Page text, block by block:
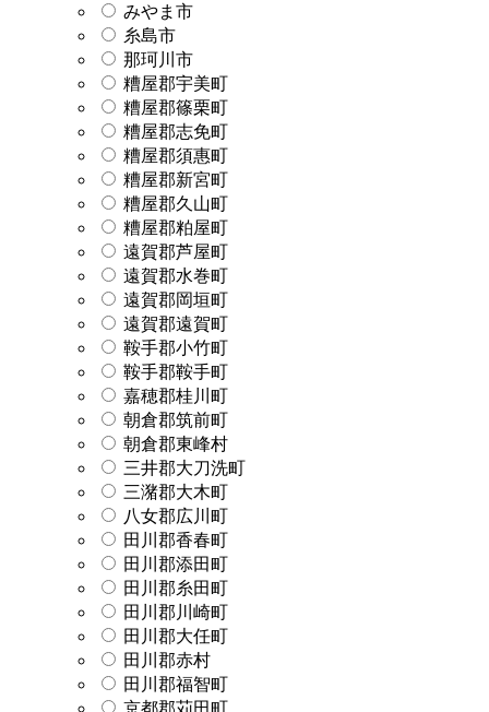
みやま市
糸島市
那珂川市
糟屋郡宇美町
糟屋郡篠栗町
糟屋郡志免町
糟屋郡須惠町
糟屋郡新宮町
糟屋郡久山町
糟屋郡粕屋町
遠賀郡芦屋町
遠賀郡水巻町
遠賀郡岡垣町
遠賀郡遠賀町
鞍手郡小竹町
鞍手郡鞍手町
嘉穂郡桂川町
朝倉郡筑前町
朝倉郡東峰村
三井郡大刀洗町
三潴郡大木町
八女郡広川町
田川郡香春町
田川郡添田町
田川郡糸田町
田川郡川崎町
田川郡大任町
田川郡赤村
田川郡福智町
京都郡苅田町